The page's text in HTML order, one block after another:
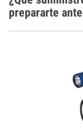
prepararte